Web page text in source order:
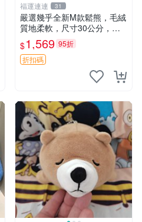
福運連連 31
嚴選幾乎全新M款鬆熊，毛絨
質地柔軟，尺寸30公分，做
工精緻可愛，適合收藏或贈送
親友。中古使用痕跡，手感依
然優良。 鬆熊 嬰熊 毛玩偶
$1,569 95折
折扣碼